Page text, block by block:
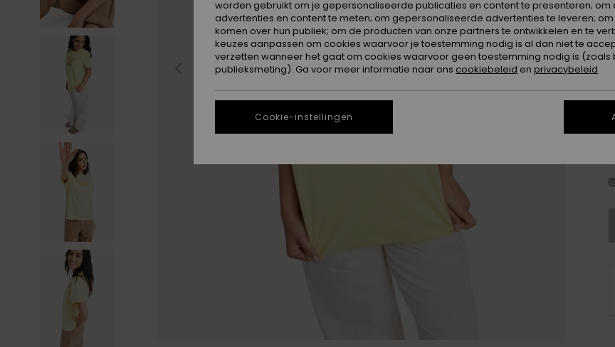
worden gebruikt om je gepersonaliseerde publicaties en content te presenteren; om
advertenties en content te meten; om gepersonaliseerde advertenties te leveren;
komen over hun publiek; om de producten van onze partners te ontwikkelen en te
keuzes aanpassen om cookies waarvoor je toestemming nodig is al dan niet te
verzetten wanneer het gaat om cookies waarvoor geen toestemming nodig is
publieksmeting). Ga voor meer informatie naar ons cookiebeleid en privacybeleid
Cookie-instellingen